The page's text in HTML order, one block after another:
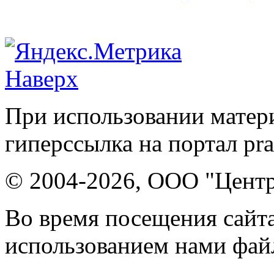
Наверх
При использовании
гиперссылка на портал
© 2004-2026, ООО "Центр
Во время посещения
использованием нами